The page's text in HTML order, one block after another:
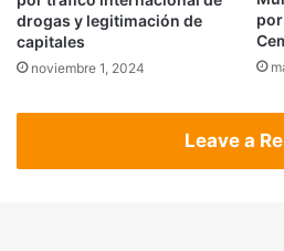
drogas y legitimación de
capitales
noviembre 1, 2024
Leave a